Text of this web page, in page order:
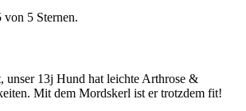
5 Sternen.
unser 13j Hund hat leichte Arthrose &
Mit dem Mordskerl ist er trotzdem fit!